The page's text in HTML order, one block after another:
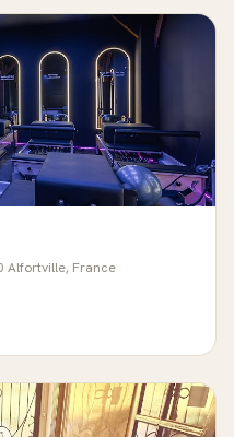
Alfortville, France